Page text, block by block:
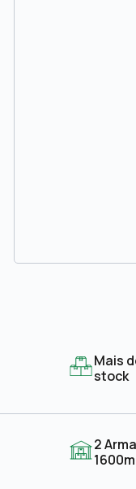
Mais
stock
2